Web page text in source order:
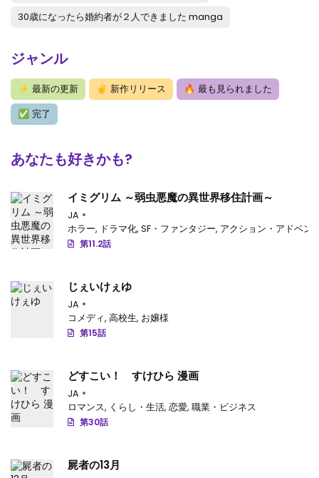
30歳になったら婚約者が２人できました manga
ジャンル
⚡ 最新の更新 ✌ 新作リリース 🔥 最も見られました
✅ 完了
あなたも好きかも?
イミグリム ～弱虫悪魔の異世界移住計画～
JA
ホラー, ドラマ化, SF・ファンタジー, アクション・アドベン
第11.2話
じぇいけぇゆ
JA
コメディ, 高校生, お嬢様
第15話
どすこい！ すけひら 漫画
JA
ロマンス, くらし・生活, 恋愛, 職業・ビジネス
第30話
屍者の13月